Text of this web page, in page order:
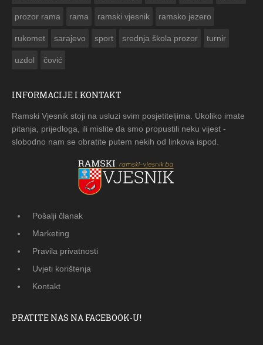
prozor rama rama ramski vjesnik ramsko jezero
rukomet sarajevo sport srednja škola prozor turnir
uzdol čović
INFORMACIJE I KONTAKT
Ramski Vjesnik stoji na usluzi svim posjetiteljima. Ukoliko imate
pitanja, prijedloga, ili mislite da smo propustili neku vijest -
slobodno nam se obratite putem nekih od linkova ispod.
Pošalji članak
Marketing
Pravila privatnosti
Uvjeti korištenja
Kontakt
PRATITE NAS NA FACEBOOK-U!